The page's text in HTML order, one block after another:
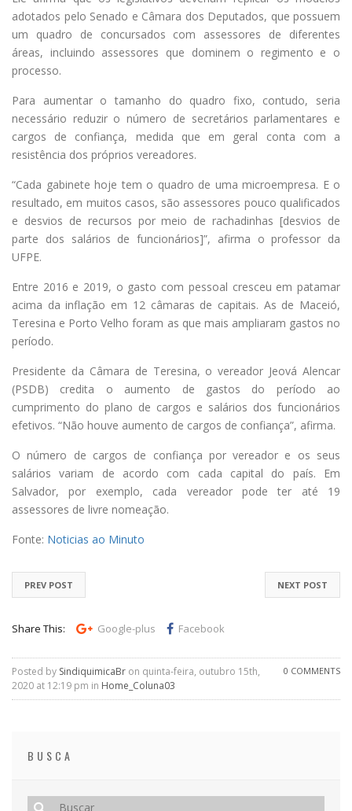
adotados pelo Senado e Câmara dos Deputados, que possuem
um quadro de concursados com assessores de diferentes
áreas, incluindo assessores que dominem o regimento e o
processo.
Para aumentar o tamanho do quadro fixo, contudo, seria
necessário reduzir o número de secretários parlamentares e
cargos de confiança, medida que em geral conta com a
resistência dos próprios vereadores.
“Cada gabinete hoje tem o quadro de uma microempresa. E o
resultado, em muitos casos, são assessores pouco qualificados
e desvios de recursos por meio de rachadinhas [desvios de
parte dos salários de funcionários]”, afirma o professor da
UFPE.
Entre 2016 e 2019, o gasto com pessoal cresceu em patamar
acima da inflação em 12 câmaras de capitais. As de Maceió,
Teresina e Porto Velho foram as que mais ampliaram gastos no
período.
Presidente da Câmara de Teresina, o vereador Jeová Alencar
(PSDB) credita o aumento de gastos do período ao
cumprimento do plano de cargos e salários dos funcionários
efetivos. “Não houve aumento de cargos de confiança”, afirma.
O número de cargos de confiança por vereador e os seus
salários variam de acordo com cada capital do país. Em
Salvador, por exemplo, cada vereador pode ter até 19
assessores de livre nomeação.
Fonte: Noticias ao Minuto
NEXT POST
PREV POST
Share This: Google-plus Facebook
0 COMMENTS
Posted by SindiquimicaBr on quinta-feira, outubro 15th,
2020 at 12:19 pm in Home_Coluna03
BUSCA